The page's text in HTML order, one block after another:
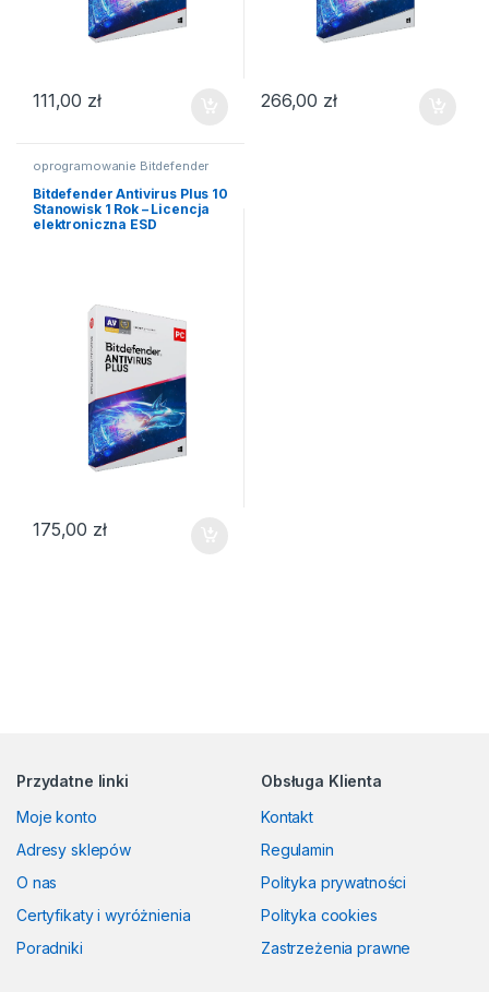
111,00 zł 266,00 zł
oprogramowanie Bitdefender
Bitdefender Antivirus Plus 10
Stanowisk 1 Rok – Licencja
elektroniczna ESD
175,00 zł
Przydatne linki
Moje konto
Adresy sklepów
O nas
Certyfikaty i wyróżnienia
Poradniki
Obsługa Klienta
Kontakt
Regulamin
Polityka prywatności
Polityka cookies
Zastrzeżenia prawne